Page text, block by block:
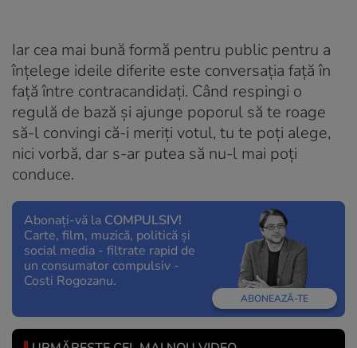
Iar cea mai bună formă pentru public pentru a
înțelege ideile diferite este conversația față în
față între contracandidați. Când respingi o
regulă de bază și ajunge poporul să te roage
să-l convingi că-i meriți votul, tu te poți alege,
nici vorbă, dar s-ar putea să nu-l mai poți
conduce.
Abonați-vă la COMPULSIV!
Carte, film, muzică, politică și
social media - filtrate rapid de
un consumator compulsiv -
Costi Rogozanu.
ABONEAZĂ-TE